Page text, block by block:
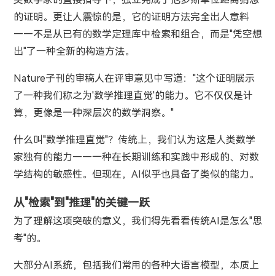
的证明。更让人震惊的是，它的证明方法完全出人意料
——不是从已有的数学定理库中检索和组合，而是"凭空想
出"了一种全新的构造方法。
Nature子刊的审稿人在评审意见中写道："这个证明展示
了一种我们称之为'数学推理直觉'的能力。它不仅仅是计
算，更像是一种深层次的数学洞察。"
什么叫"数学推理直觉"？传统上，我们认为这是人类数学
家独有的能力——一种在长期训练和实践中形成的、对数
学结构的敏感性。但现在，AI似乎也具备了类似的能力。
从"检索"到"推理"的关键一跃
为了理解这项突破的意义，我们得先看看传统AI是怎么"思
考"的。
大部分AI系统，包括我们常用的各种大语言模型，本质上